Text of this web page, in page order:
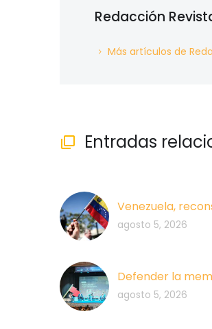
Redacción
Más artículos de
 Entradas
Venezuela,
agosto 5, 2026
Defender la
agosto 5, 2026